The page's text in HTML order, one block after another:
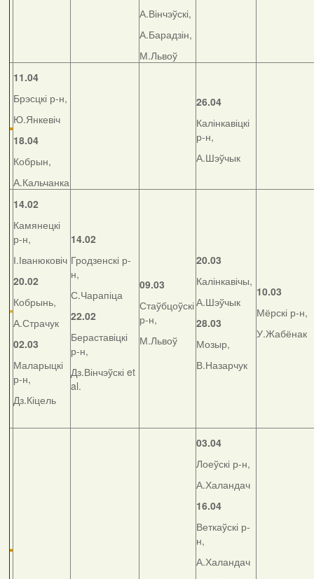
А.Вінчэўскі,
А.Барадзін,
М.Львоў
11.04
Брэсцкі р-н,
Ю.Янкевіч
18.04
Кобрын,
А.Кальчанка
26.04
Калінкавіцкі
р-н,
А.Шэўчык
14.02
Камянецкі
р-н,
І.Іванюковіч
20.02
Кобрынь,
А.Страчук
02.03
Маларыцкі
р-н,
Дз.Кіцель
14.02
Гродзенскі р-
н,
С.Чарапіца
22.02
Бераставіцкі
р-н,
Дз.Вінчэўскі et
al.
09.03
Стаўбцоўскі
р-н,
М.Львоў
20.03
Калінкавічы,
А.Шэўчык
28.03
Мозыр,
В.Назарчук
10.03
Мёрскі р-н,
У.Жабёнак
03.04
Лоеўскі р-н,
А.Халандач
16.04
Веткаўскі р-
н,
А.Халандач